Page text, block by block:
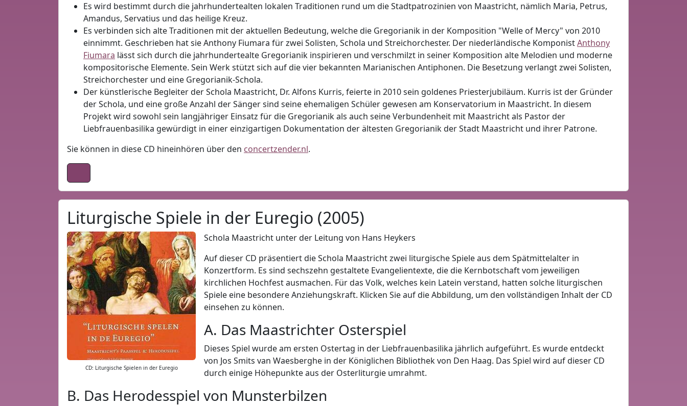
Es wird bestimmt durch die jahrhundertealten lokalen Traditionen rund um die Stadtpatrozinien von Maastricht, nämlich Maria, Petrus,
Amandus, Servatius und das heilige Kreuz.
Es verbinden sich alte Traditionen mit der aktuellen Bedeutung, welche die Gregorianik in der Komposition "Welle of Mercy" von 2010
einnimmt. Geschrieben hat sie Anthony Fiumara für zwei Solisten, Schola und Streichorchester. Der niederländische KomponistAnthony
Fiumara lässt sich durch die jahrhundertealte Gregorianik inspirieren und verschmilzt in seiner Komposition alte Melodien und moderne
kompositorische Elemente. Sein Werk stützt sich auf die vier bekannten Marianischen Antiphonen. Die Besetzung verlangt zwei Solisten,
Streichorchester und eine Gregorianik-Schola.
Der künstlerische Begleiter der Schola Maastricht, Dr. Alfons Kurris, feierte in 2010 sein goldenes Priesterjubiläum. Kurris ist der Gründer
der Schola, und eine große Anzahl der Sänger sind seine ehemaligen Schüler gewesen am Konservatorium in Maastricht. In diesem
Projekt wird sowohl sein langjähriger Einsatz für die Gregorianik als auch seine Verbundenheit mit Maastricht als Pastor der
Liebfrauenbasilika gewürdigt in einer einzigartigen Dokumentation der ältesten Gregorianik der Stadt Maastricht und ihrer Patrone.
Sie können in diese CD hineinhören über den concertzender.nl.
Liturgische Spiele in der Euregio (2005)
CD: Liturgische Spielen in der Euregio
Schola Maastricht unter der Leitung von Hans Heykers
Auf dieser CD präsentiert die Schola Maastricht zwei liturgische Spiele aus dem Spätmittelalter in
Konzertform. Es sind sechszehn gestaltete Evangelientexte, die die Kernbotschaft vom jeweiligen
kirchlichen Hochfest ausmachen. Für das Volk, welches kein Latein verstand, hatten solche liturgischen
Spiele eine besondere Anziehungskraft. Klicken Sie auf die Abbildung, um den vollständigen Inhalt der CD
einsehen zu können.
A. Das Maastrichter Osterspiel
Dieses Spiel wurde am ersten Ostertag in der Liebfrauenbasilika jährlich aufgeführt. Es wurde entdeckt
von Jos Smits van Waesberghe in der Königlichen Bibliothek von Den Haag. Das Spiel wird auf dieser CD
durch einige Höhepunkte aus der Osterliturgie umrahmt.
B. Das Herodesspiel von Munsterbilzen